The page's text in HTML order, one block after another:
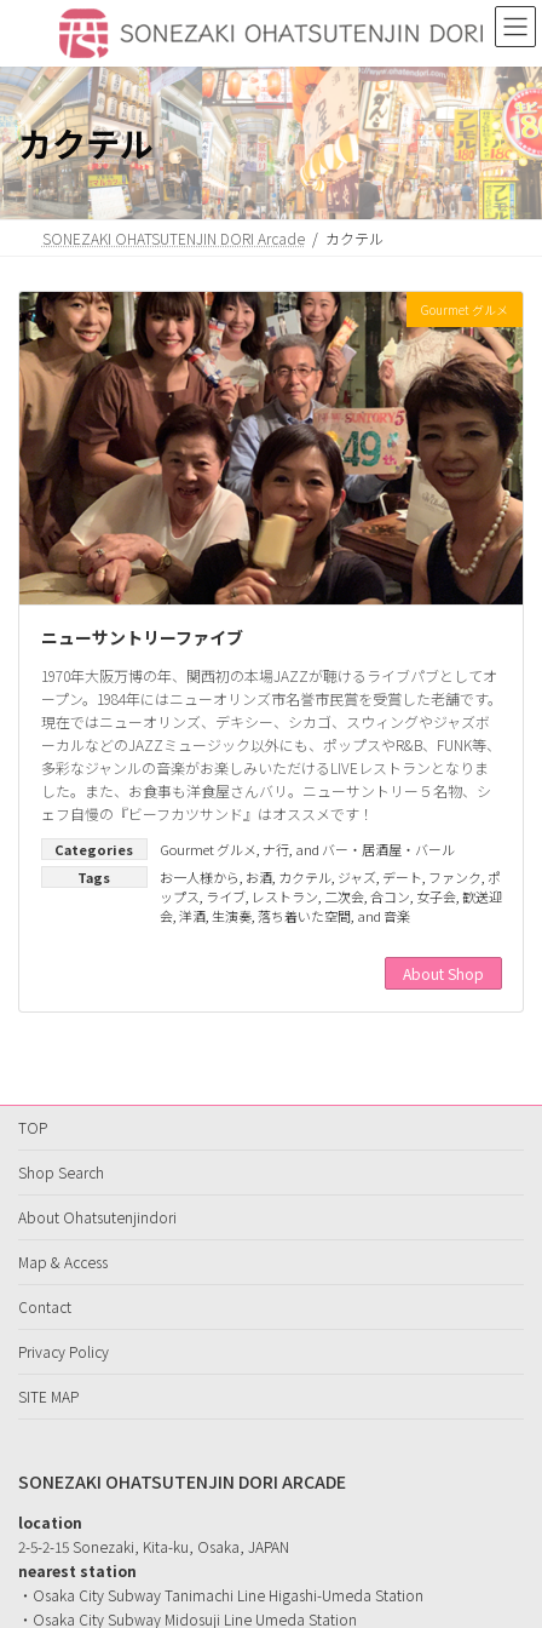
content
Navigation
カクテル
SONEZAKI OHATSUTENJIN DORI Arcade カクテル
Gourmet グルメ
ニューサントリーファイブ
1970年大阪万博の年、関西初の本場JAZZが聴けるライブパブとしてオ
ープン。1984年にはニューオリンズ市名誉市民賞を受賞した老舗です。
現在ではニューオリンズ、デキシー、シカゴ、スウィングやジャズボ
ーカルなどのJAZZミュージック以外にも、ポップスやR&B、FUNK等、
多彩なジャンルの音楽がお楽しみいただけるLIVEレストランとなりま
した。また、お食事も洋食屋さんバリ。ニューサントリー５名物、シ
ェフ自慢の『ビーフカツサンド』はオススメです！
Categories Gourmet グルメ ナ行, and バー・居酒屋・バール
Tags
お一人様から, お酒, カクテル, ジャズ, デート, ファンク, ポ
ップス, ライブ, レストラン, 二次会,合コン, 女子会,歓送迎
会,洋酒,生演奏,落ち着いた空間, and 音楽
About Shop
TOP
Shop Search
About Ohatsutenjindori
Map & Access
Contact
Privacy Policy
SITE MAP
SONEZAKI OHATSUTENJIN DORI ARCADE
location
2-5-2-15 Sonezaki, Kita-ku, Osaka, JAPAN
nearest station
・Osaka City Subway Tanimachi Line Higashi-Umeda Station
・Osaka City Subway Midosuji Line Umeda Station